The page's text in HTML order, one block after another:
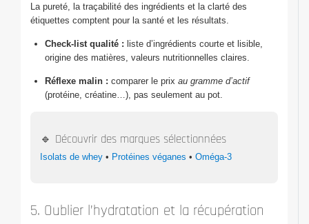
La pureté, la traçabilité des ingrédients et la clarté des
étiquettes comptent pour la santé et les résultats.
Check-list qualité : liste d’ingrédients courte et lisible,
origine des matières, valeurs nutritionnelles claires.
Réflexe malin : comparer le prix au gramme d’actif
(protéine, créatine…), pas seulement au pot.
🔹 Découvrir des marques sélectionnées
Isolats de whey • Protéines véganes • Oméga-3
5. Oublier l’hydratation et la récupération